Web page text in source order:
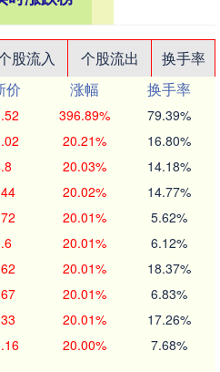
股流入 个股流出
换手率
价 涨幅
换手率
396.89% 79.39%
20.21% 16.80%
20.03% 14.18%
20.02% 14.77%
20.01% 5.62%
20.01% 6.12%
20.01% 18.37%
20.01% 6.83%
20.01% 17.26%
20.00% 7.68%